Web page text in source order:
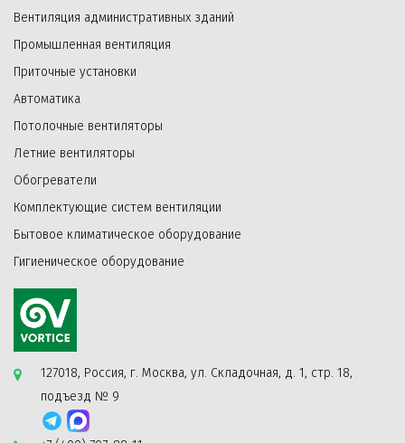
Вентиляция административных зданий
Промышленная вентиляция
Приточные установки
Автоматика
Потолочные вентиляторы
Летние вентиляторы
Обогреватели
Комплектующие систем вентиляции
Бытовое климатическое оборудование
Гигиеническое оборудование
127018, Россия, г. Москва, ул. Складочная, д. 1, стр. 18,
подъезд № 9